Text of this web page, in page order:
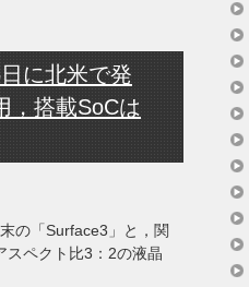
に北米で発
，搭載SoCは
の「Surface3」と，関
スペクト比3：2の液晶